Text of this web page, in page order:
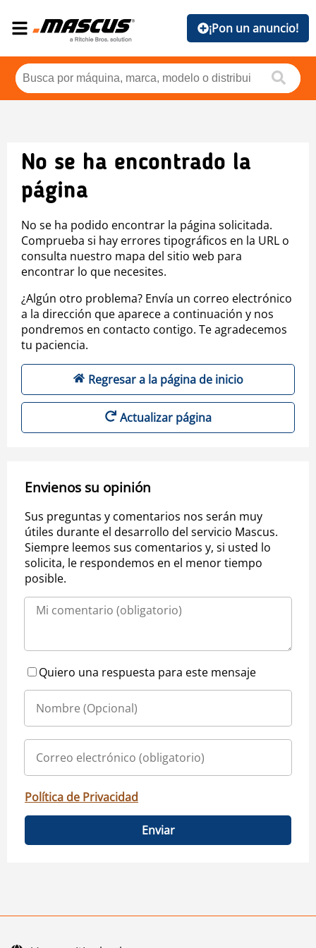
¡Pon un anuncio!
No se ha encontrado la
página
No se ha podido encontrar la página solicitada.
Comprueba si hay errores tipográficos en la URL o
consulta nuestro mapa del sitio web para
encontrar lo que necesites.
¿Algún otro problema? Envía un correo electrónico
a la dirección que aparece a continuación y nos
pondremos en contacto contigo. Te agradecemos
tu paciencia.
Regresar a la página de inicio
Actualizar página
Envienos su opinión
Sus preguntas y comentarios nos serán muy
útiles durante el desarrollo del servicio Mascus.
Siempre leemos sus comentarios y, si usted lo
solicita, le respondemos en el menor tiempo
posible.
Quiero una respuesta para este mensaje
Política de Privacidad
Enviar